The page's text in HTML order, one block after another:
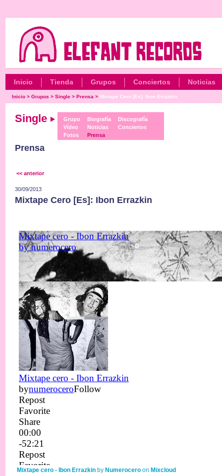
Inicio Tienda Grupos Conciertos Noticias
Inicio> Grupos > Single> Prensa > Mixtape Cero [Es]: Ibon Errazkin
Single
Grupo
Vídeo
Fotos
Biografía
Noticias
Prensa
Discografía
Conciertos
Prensa
<< anterior
30/09/2013
Mixtape Cero [Es]: Ibon Errazkin
Mixtape cero - Ibon Errazkin by Numeroceroon Mixcloud